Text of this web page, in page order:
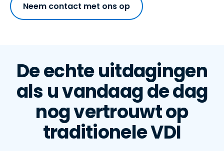
Neem contact met ons op
De echte uitdagingen
als u vandaag de dag
nog vertrouwt op
traditionele VDI